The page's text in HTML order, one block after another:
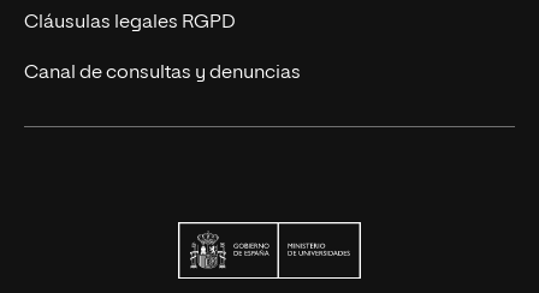
Cláusulas legales RGPD
Canal de consultas y denuncias